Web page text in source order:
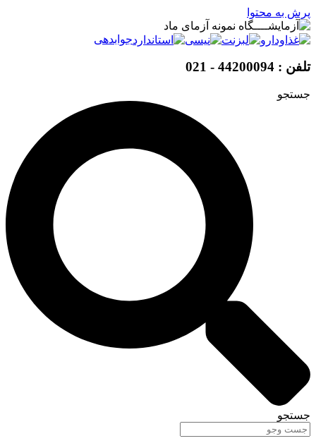
پرش به محتوا
جوابدهی
تلفن : 44200094 - 021
جستجو
جستجو